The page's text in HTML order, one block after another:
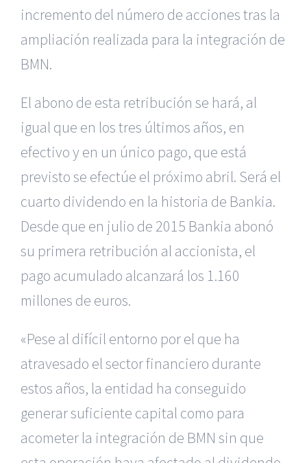
incremento del número de acciones tras la
ampliación realizada para la integración de
BMN.
El abono de esta retribución se hará, al
igual que en los tres últimos años, en
efectivo y en un único pago, que está
previsto se efectúe el próximo abril. Será el
cuarto dividendo en la historia de Bankia.
Desde que en julio de 2015 Bankia abonó
su primera retribución al accionista, el
pago acumulado alcanzará los 1.160
millones de euros.
«Pese al difícil entorno por el que ha
atravesado el sector financiero durante
estos años, la entidad ha conseguido
generar suficiente capital como para
acometer la integración de BMN sin que